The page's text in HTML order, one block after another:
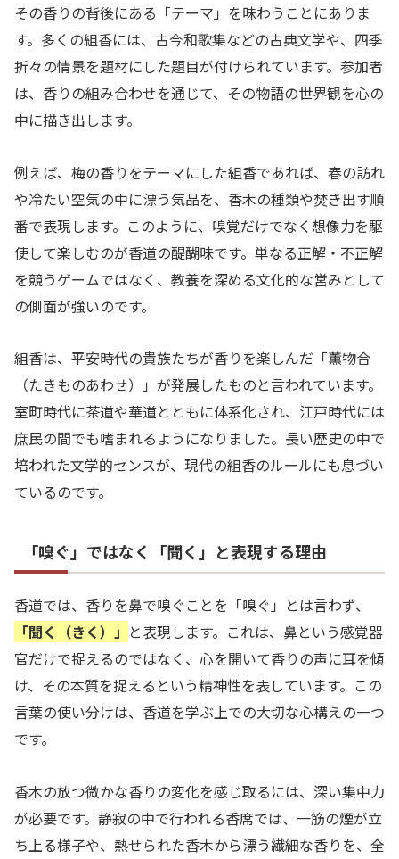
その香りの背後にある「テーマ」を味わうことにありま
す。多くの組香には、古今和歌集などの古典文学や、四季
折々の情景を題材にした題目が付けられています。参加者
は、香りの組み合わせを通じて、その物語の世界観を心の
中に描き出します。
例えば、梅の香りをテーマにした組香であれば、春の訪れ
や冷たい空気の中に漂う気品を、香木の種類や焚き出す順
番で表現します。このように、嗅覚だけでなく想像力を駆
使して楽しむのが香道の醍醐味です。単なる正解・不正解
を競うゲームではなく、教養を深める文化的な営みとして
の側面が強いのです。
組香は、平安時代の貴族たちが香りを楽しんだ「薫物合
（たきものあわせ）」が発展したものと言われています。
室町時代に茶道や華道とともに体系化され、江戸時代には
庶民の間でも嗜まれるようになりました。長い歴史の中で
培われた文学的センスが、現代の組香のルールにも息づい
ているのです。
「嗅ぐ」ではなく「聞く」と表現する理由
香道では、香りを鼻で嗅ぐことを「嗅ぐ」とは言わず、
「聞く（きく）」 と表現します。これは、鼻という感覚器
官だけで捉えるのではなく、心を開いて香りの声に耳を傾
け、その本質を捉えるという精神性を表しています。この
言葉の使い分けは、香道を学ぶ上での大切な心構えの一つ
です。
香木の放つ微かな香りの変化を感じ取るには、深い集中力
が必要です。静寂の中で行われる香席では、一筋の煙が立
ち上る様子や、熱せられた香木から漂う繊細な香りを、全